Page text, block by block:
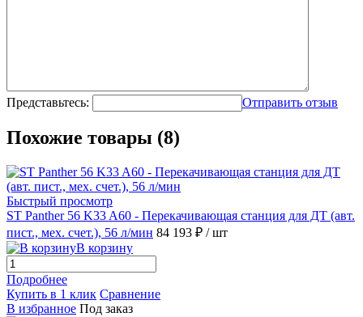
Представьтесь: Отправить отзыв
Похожие товары (8)
Быстрый просмотр
ST Panther 56 K33 A60 - Перекачивающая станция для ДТ (авт.
пист., мех. счет.), 56 л/мин 84 193 ₽ / шт
В корзину
Подробнее
Купить в 1 клик Сравнение
В избранное Под заказ